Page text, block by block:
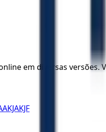
em diversas
KJAKJF